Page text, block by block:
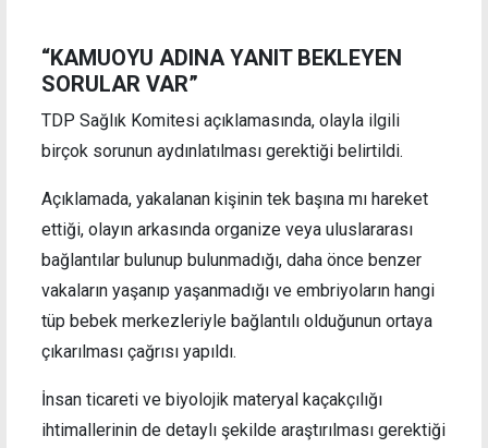
“KAMUOYU ADINA YANIT BEKLEYEN
SORULAR VAR”
TDP Sağlık Komitesi açıklamasında, olayla ilgili
birçok sorunun aydınlatılması gerektiği belirtildi.
Açıklamada, yakalanan kişinin tek başına mı hareket
ettiği, olayın arkasında organize veya uluslararası
bağlantılar bulunup bulunmadığı, daha önce benzer
vakaların yaşanıp yaşanmadığı ve embriyoların hangi
tüp bebek merkezleriyle bağlantılı olduğunun ortaya
çıkarılması çağrısı yapıldı.
İnsan ticareti ve biyolojik materyal kaçakçılığı
ihtimallerinin de detaylı şekilde araştırılması gerektiği